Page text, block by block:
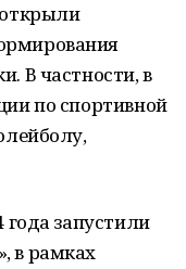
открыли
В частности, в
по спортивной
года запустили
в рамках